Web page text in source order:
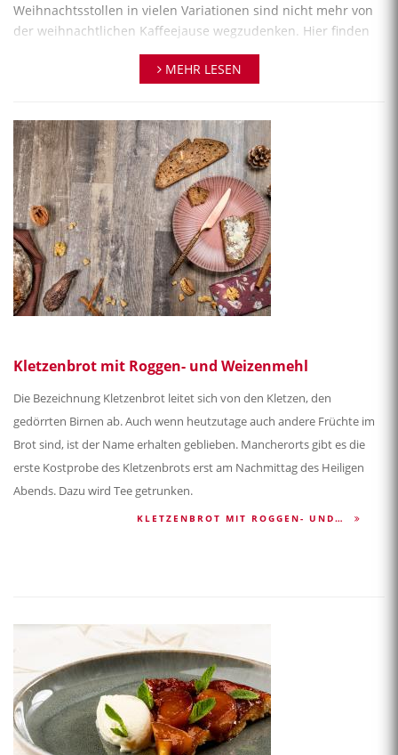
Weihnachtsstollen in vielen Variationen sind nicht mehr von
der weihnachtlichen Kaffeejause wegzudenken. Hier finden
Sie einige Rezepte dazu.
Wir haben viele Rezepte, Informationen, Tipps und Tricks und
Weihnachtsplätzchen Rezepte
Lebkuchen selber backen
Weihnachtskekse Rezepte
Adventsgebäck Rezepte
Kekse selber backen
Allerheiligenstriezl selber flechten
Weihnachtsmenü Vorschläge
MEHR LESEN
Kletzenbrot mit Roggen- und Weizenmehl
Die Bezeichnung Kletzenbrot leitet sich von den Kletzen, den
gedörrten Birnen ab. Auch wenn heutzutage auch andere Früchte im
Brot sind, ist der Name erhalten geblieben. Mancherorts gibt es die
erste Kostprobe des Kletzenbrots erst am Nachmittag des Heiligen
Abends. Dazu wird Tee getrunken.
KLETZENBROT MIT ROGGEN- UND…